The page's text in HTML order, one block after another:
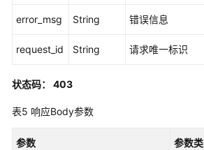
删
权
集
DeletePermissionSet
error_msg String 错误信息
request_id String 请求唯一标识
状态码： 403
表5 响应Body参数
参数
参数类